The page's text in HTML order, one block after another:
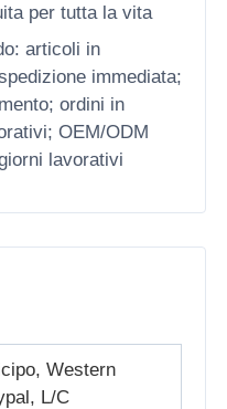
per tutta la vita
articoli in
immediata;
ordini in
OEM/ODM
lavorativi
Western
L/C